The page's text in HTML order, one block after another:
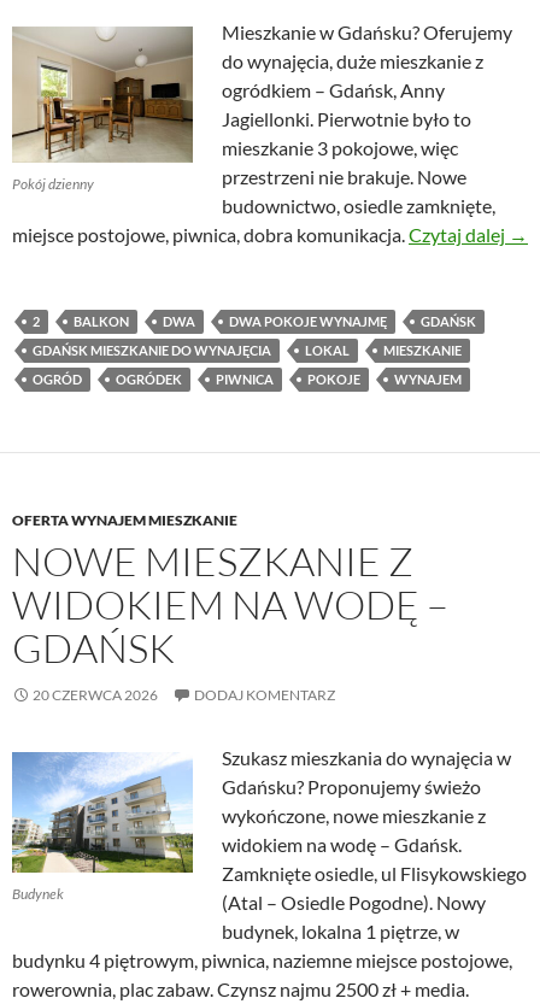
Pokój dzienny
Mieszkanie w Gdańsku? Oferujemy
do wynajęcia, duże mieszkanie z
ogródkiem – Gdańsk, Anny
Jagiellonki. Pierwotnie było to
mieszkanie 3 pokojowe, więc
przestrzeni nie brakuje. Nowe
budownictwo, osiedle zamknięte,
miejsce postojowe, piwnica, dobra komunikacja.Czytaj dalej →
2 BALKON DWA DWA POKOJE WYNAJMĘ
GDAŃSK
GDAŃSK MIESZKANIE DO WYNAJĘCIA
LOKAL
MIESZKANIE
OGRÓD
OGRÓDEK PIWNICA POKOJE WYNAJEM
OFERTA WYNAJEM MIESZKANIE
NOWE MIESZKANIE Z
WIDOKIEM NA WODĘ –
GDAŃSK
20 CZERWCA 2026 DODAJ KOMENTARZ
Budynek
Szukasz mieszkania do wynajęcia w
Gdańsku? Proponujemy świeżo
wykończone, nowe mieszkanie z
widokiem na wodę – Gdańsk.
Zamknięte osiedle, ul Flisykowskiego
(Atal – Osiedle Pogodne). Nowy
budynek, lokalna 1 piętrze, w
budynku 4 piętrowym, piwnica, naziemne miejsce postojowe,
rowerownia, plac zabaw. Czynsz najmu 2500 zł + media.